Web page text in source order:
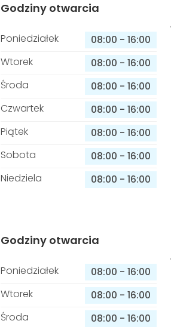
Godziny otwarcia
Poniedziałek 08:00 - 16:00
Wtorek
08:00 - 16:00
Środa
08:00 - 16:00
Czwartek
08:00 - 16:00
Piątek
08:00 - 16:00
Sobota
08:00 - 16:00
Niedziela
08:00 - 16:00
Godziny otwarcia
Poniedziałek 08:00 - 16:00
Wtorek
08:00 - 16:00
Środa
08:00 - 16:00